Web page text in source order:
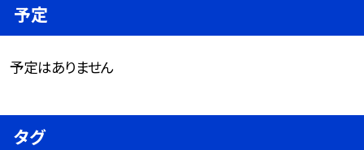
予定
予定はありません
タグ